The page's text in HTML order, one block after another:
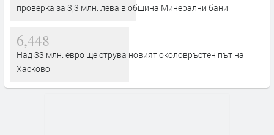
проверка за 3,3 млн. лева в община Минерални бани
6,448
Над 33 млн. евро ще струва новият околовръстен път на
Хасково